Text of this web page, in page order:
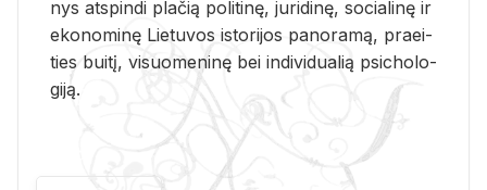
nys at­spin­di pla­čią po­li­ti­nę, ju­ri­di­nę, so­cia­li­nę ir
eko­no­mi­nę Lie­tu­vos is­to­ri­jos pa­no­ra­mą, pra­ei­
ties bui­tį, vi­suo­me­ni­nę bei in­di­vi­dua­lią psi­cho­lo­
gi­ją.